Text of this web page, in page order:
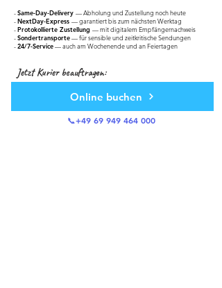
-Same-Day-Delivery — Abholung und Zustellung noch heute
-NextDay-Express — garantiert bis zum nächsten Werktag
-Protokollierte Zustellung — mit digitalem Empfängernachweis
-Sondertransporte— für sensible und zeitkritische Sendungen
-24/7-Service— auch am Wochenende und an Feiertagen
Jetzt Kurier beauftragen:
Online buchen
📞+49 69 949 464 000